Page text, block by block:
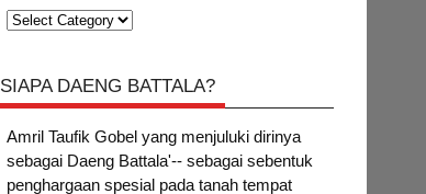
Kategori
SIAPA DAENG BATTALA?
Amril Taufik Gobel yang menjuluki dirinya
sebagai Daeng Battala'-- sebagai sebentuk
penghargaan spesial pada tanah tempat